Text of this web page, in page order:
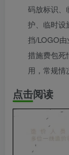
码放标识、
护、临时
挡/LOGO
措施费包死
用，常规情
点击阅读